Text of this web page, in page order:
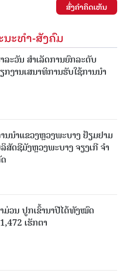
ສົ່ງຄໍາຄິດເຫັນ
ະທຳ-ສັງຄົມ
ລະວັນ ສໍາເລັດການຍົກລະດັບ
ກງານເສນາທິການຮັບໃຊ້ການນໍາ
ນນຳແຂວງຫຼວງພະບາງ ຢ້ຽມ​ຢາມ
ສັດຊີມັງຫຼວງພະບາງ ຈຽງເກີ ຈໍາ
ມ່ວນ ປູກເຂົ້ານາປີໄດ້ທັງໝົດ
ເຮັກຕາ